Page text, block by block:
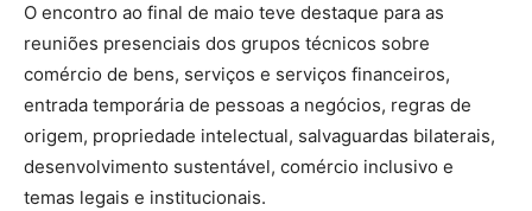
O encontro ao final de maio teve destaque para as
reuniões presenciais dos grupos técnicos sobre
comércio de bens, serviços e serviços financeiros,
entrada temporária de pessoas a negócios, regras de
origem, propriedade intelectual, salvaguardas bilaterais,
desenvolvimento sustentável, comércio inclusivo e
temas legais e institucionais.